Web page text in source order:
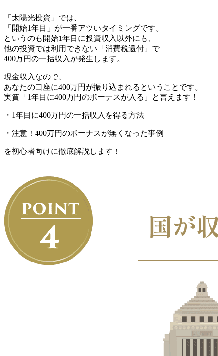
「太陽光投資」 では、
「開始1年目」が一番アツいタイミングです。
というのも開始1年目に投資収入以外にも、
他の投資では利用できない「消費税還付」で
400万円の一括収入 が発生します。
現金収入なので、
あなたの口座に400万円が振り込まれるということです。
実質「1年目に400万円のボーナスが入る」と言えます！
・1年目に400万円の一括収入を得る方法
・注意！400万円のボーナスが無くなった事例
を初心者向けに徹底解説します！